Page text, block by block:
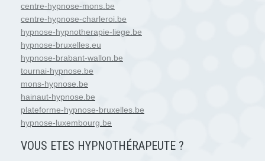
centre-hypnose-mons.be
centre-hypnose-charleroi.be
hypnose-hypnotherapie-liege.be
hypnose-bruxelles.eu
hypnose-brabant-wallon.be
tournai-hypnose.be
mons-hypnose.be
hainaut-hypnose.be
plateforme-hypnose-bruxelles.be
hypnose-luxembourg.be
VOUS ETES HYPNOTHÉRAPEUTE ?